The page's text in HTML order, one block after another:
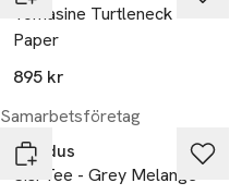
Tomasine Turtleneck -
Paper
895 kr
Samarbetsföretag
Residus
Sisi Tee - Grey Melange